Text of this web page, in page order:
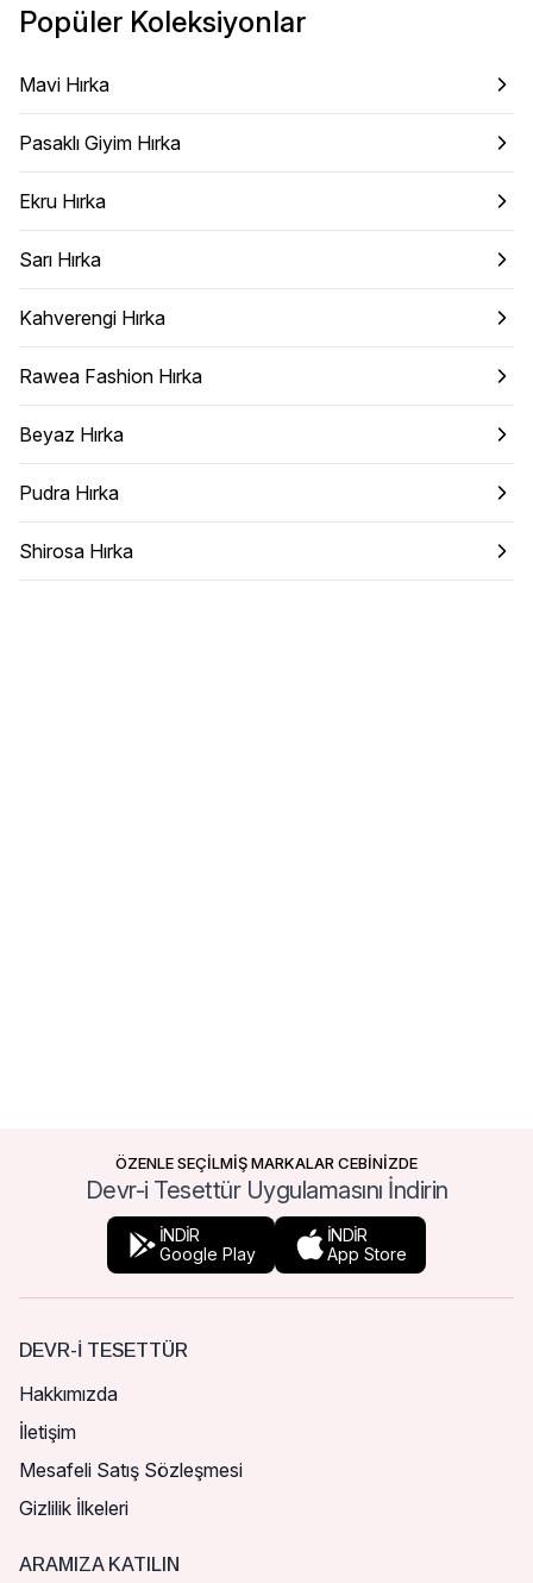
Popüler Koleksiyonlar
Mavi Hırka
Pasaklı Giyim Hırka
Ekru Hırka
Sarı Hırka
Kahverengi Hırka
Rawea Fashion Hırka
Beyaz Hırka
Pudra Hırka
Shirosa Hırka
ÖZENLE SEÇİLMİŞ MARKALAR CEBİNİZDE
Devr-i Tesettür Uygulamasını İndirin
İNDİR
Google Play
İNDİR
App Store
DEVR-I TESETTÜR
Hakkımızda
İletişim
Mesafeli Satış Sözleşmesi
Gizlilik İlkeleri
ARAMIZA KATILIN